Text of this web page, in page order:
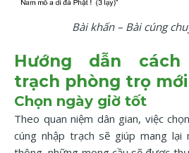
Bài khấn – Bài cúng
Hướng dẫn
trạch phòng trọ mới
Chọn ngày giờ tốt
Theo quan niệm dân gian, việc
cúng nhập trạch sẽ giúp mang lại